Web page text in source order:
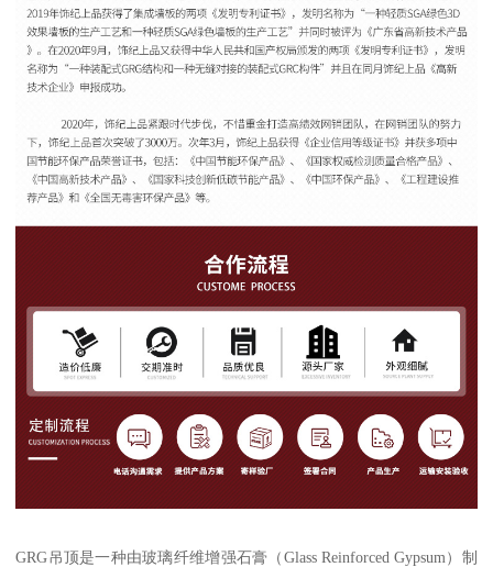
GRG吊顶是一种由玻璃纤维增强石膏（Glass Reinforced Gypsum）制